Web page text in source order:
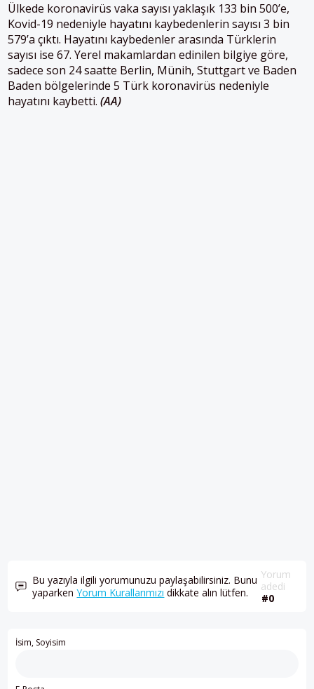
Ülkede koronavirüs vaka sayısı yaklaşık 133 bin 500’e,
Kovid-19 nedeniyle hayatını kaybedenlerin sayısı 3 bin
579’a çıktı. Hayatını kaybedenler arasında Türklerin
sayısı ise 67. Yerel makamlardan edinilen bilgiye göre,
sadece son 24 saatte Berlin, Münih, Stuttgart ve Baden
Baden bölgelerinde 5 Türk koronavirüs nedeniyle
hayatını kaybetti. (AA)
Bu yazıyla ilgili yorumunuzu paylaşabilirsiniz. Bunu
yaparkenYorum Kurallarımızı dikkate alın lütfen.
Yorum
adedi
#0
İsim, Soyisim